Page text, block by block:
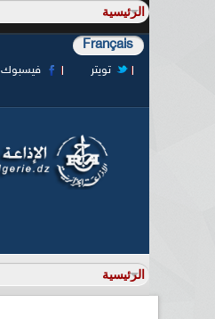
Français
فيسبوك
تويتر